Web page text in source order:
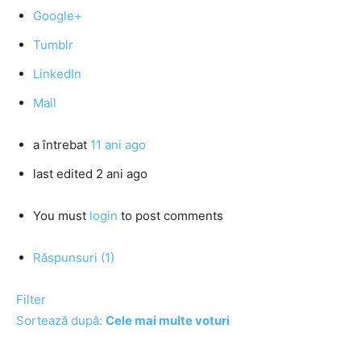
Google+
Tumblr
LinkedIn
Mail
a întrebat 11 ani ago
last edited 2 ani ago
You must login to post comments
Răspunsuri (1)
Filter
Sortează după: Cele mai multe voturi